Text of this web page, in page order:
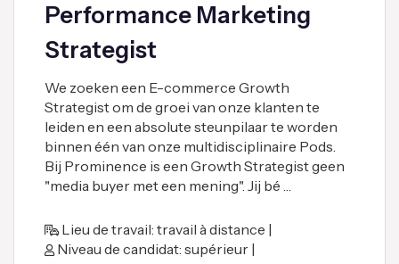
Performance Marketing
Strategist
We zoeken een E-commerce Growth
Strategist om de groei van onze klanten te
leiden en een absolute steunpilaar te worden
binnen één van onze multidisciplinaire Pods.
Bij Prominence is een Growth Strategist geen
"media buyer met een mening". Jij bé …
Lieu de travail: travail à distance |
Niveau de candidat: supérieur |